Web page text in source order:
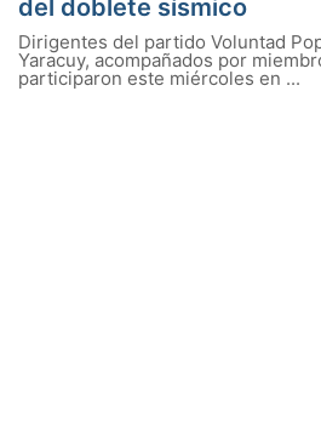
del doblete sísmico
Dirigentes del partido Voluntad
Yaracuy, acompañados por
participaron este miércoles en ...